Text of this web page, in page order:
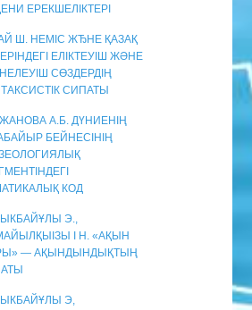
ЕРЕКШЕЛІКТЕРІ
Ш. НЕМІС ЖЂНЕ ҚАЗАҚ
ЕЛІКТЕУІШ ЖӘНЕ
СӨЗДЕРДІҢ
СИПАТЫ
А.Б. ДҮНИЕНІҢ
БЕЙНЕСІНІҢ
КОД
Э.,
І Н. «АҚЫН
— АҚЫНДЫНДЫҚТЫҢ
Э,